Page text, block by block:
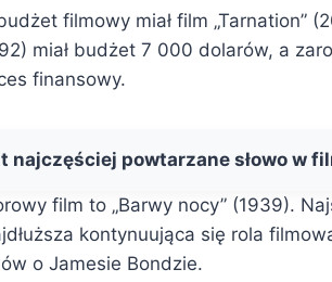
filmowy miał film „Tarnation”
miał budżet 7 000 dolarów, a
finansowy.
najczęściej powtarzane słowo w
film to „Barwy nocy” (1939).
kontynuująca się rola
o Jamesie Bondzie.